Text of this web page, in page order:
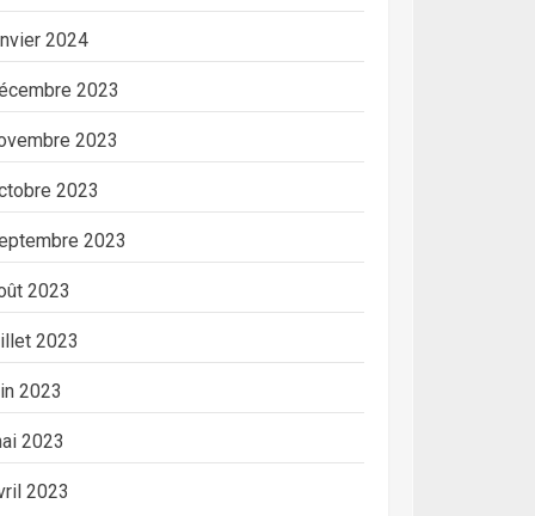
2024
2023
2023
2023
2023
2023
2023
2023
2023
2023